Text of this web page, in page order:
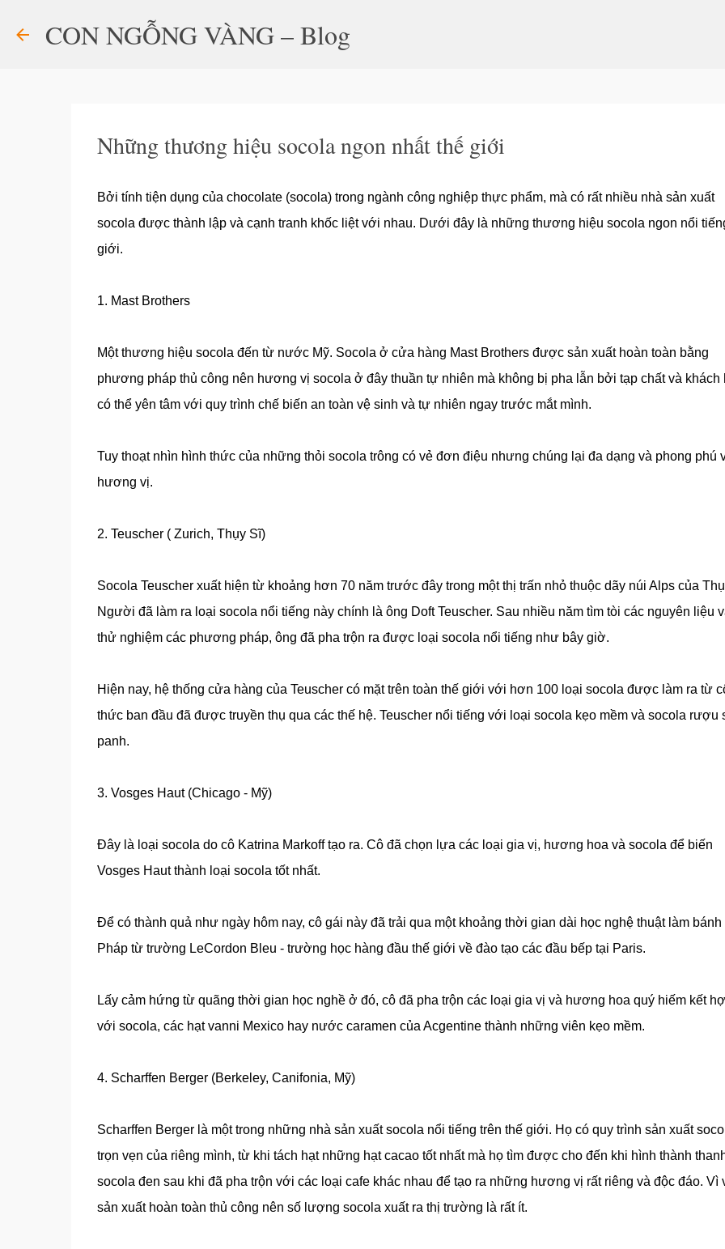
CON NGỖNG VÀNG – Blog
Những thương hiệu socola ngon nhất thế giới
Bởi tính tiện dụng của chocolate (socola) trong ngành công nghiệp thực phẩm, mà có rất nhiều nhà sản xuất
socola được thành lập và cạnh tranh khốc liệt với nhau. Dưới đây là những thương hiệu socola ngon nổi
giới.
1. Mast Brothers
Một thương hiệu socola đến từ nước Mỹ. Socola ở cửa hàng Mast Brothers được sản xuất hoàn toàn bằng
phương pháp thủ công nên hương vị socola ở đây thuần tự nhiên mà không bị pha lẫn bởi tạp chất và khách
có thể yên tâm với quy trình chế biến an toàn vệ sinh và tự nhiên ngay trước mắt mình.
Tuy thoạt nhìn hình thức của những thỏi socola trông có vẻ đơn điệu nhưng chúng lại đa dạng và phong phú
hương vị.
2. Teuscher ( Zurich, Thụy Sĩ)
Socola Teuscher xuất hiện từ khoảng hơn 70 năm trước đây trong một thị trấn nhỏ thuộc dãy núi Alps của
Người đã làm ra loại socola nổi tiếng này chính là ông Doft Teuscher. Sau nhiều năm tìm tòi các nguyên liệu
thử nghiệm các phương pháp, ông đã pha trộn ra được loại socola nổi tiếng như bây giờ.
Hiện nay, hệ thống cửa hàng của Teuscher có mặt trên toàn thế giới với hơn 100 loại socola được làm ra từ
thức ban đầu đã được truyền thụ qua các thế hệ. Teuscher nổi tiếng với loại socola kẹo mềm và socola rượu
panh.
3. Vosges Haut (Chicago - Mỹ)
Đây là loại socola do cô Katrina Markoff tạo ra. Cô đã chọn lựa các loại gia vị, hương hoa và socola để biến
Vosges Haut thành loại socola tốt nhất.
Để có thành quả như ngày hôm nay, cô gái này đã trải qua một khoảng thời gian dài học nghệ thuật làm bánh
Pháp từ trường LeCordon Bleu - trường học hàng đầu thế giới về đào tạo các đầu bếp tại Paris.
Lấy cảm hứng từ quãng thời gian học nghề ở đó, cô đã pha trộn các loại gia vị và hương hoa quý hiếm kết
với socola, các hạt vanni Mexico hay nước caramen của Acgentine thành những viên kẹo mềm.
4. Scharffen Berger (Berkeley, Canifonia, Mỹ)
Scharffen Berger là một trong những nhà sản xuất socola nổi tiếng trên thế giới. Họ có quy trình sản xuất
trọn vẹn của riêng mình, từ khi tách hạt những hạt cacao tốt nhất mà họ tìm được cho đến khi hình thành
socola đen sau khi đã pha trộn với các loại cafe khác nhau để tạo ra những hương vị rất riêng và độc đáo. Vì
sản xuất hoàn toàn thủ công nên số lượng socola xuất ra thị trường là rất ít.